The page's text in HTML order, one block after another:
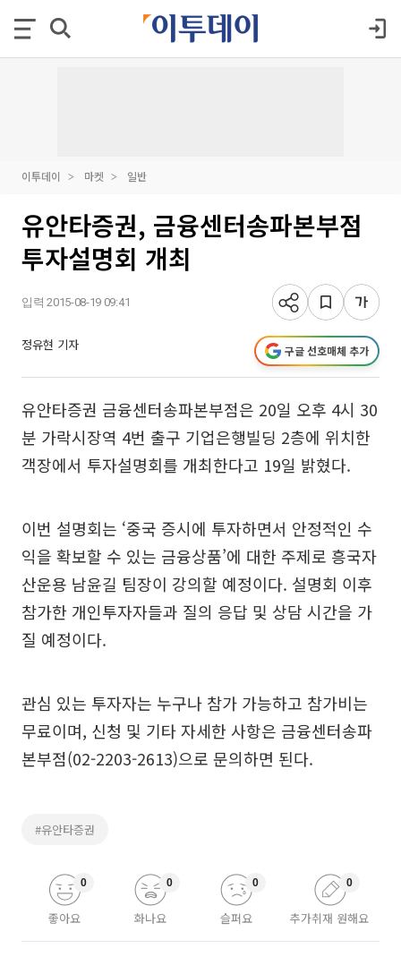
이투데이 마켓 일반
유안타증권, 금융센터송파본부점
투자설명회 개최
입력 2015-08-19 09:41
정유현 기자 구글 선호매체 추가
유안타증권 금융센터송파본부점은 20일 오후 4시 30
분 가락시장역 4번 출구 기업은행빌딩 2층에 위치한
객장에서 투자설명회를 개최한다고 19일 밝혔다.
이번 설명회는 ‘중국 증시에 투자하면서 안정적인 수
익을 확보할 수 있는 금융상품’에 대한 주제로 흥국자
산운용 남윤길 팀장이 강의할 예정이다. 설명회 이후
참가한 개인투자자들과 질의 응답 및 상담 시간을 가
질 예정이다.
관심 있는 투자자는 누구나 참가 가능하고 참가비는
무료이며, 신청 및 기타 자세한 사항은 금융센터송파
본부점(02-2203-2613)으로 문의하면 된다.
#유안타증권
좋아요
0
화나요
0
슬퍼요
0
추가취재 원해요
0